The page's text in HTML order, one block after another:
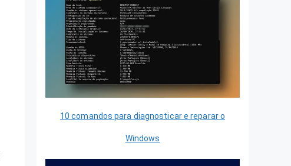
10 comandos para diagnosticar e reparar o
Windows